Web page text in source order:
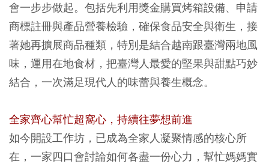
會一步步做起。包括先利用獎金購買烤箱設備、申請
商標註冊與產品營養檢驗，確保食品安全與衛生，接
著她再擴展商品種類，特別是結合越南跟臺灣兩地風
味，運用在地食材，把臺灣人最愛的堅果與甜點巧妙
結合，一次滿足現代人的味蕾與養生概念。
全家齊心幫忙超窩心，持續往夢想前進
如今開設工作坊，已成為全家人凝聚情感的核心所
在，一家四口會討論如何各盡一份心力，幫忙媽媽實